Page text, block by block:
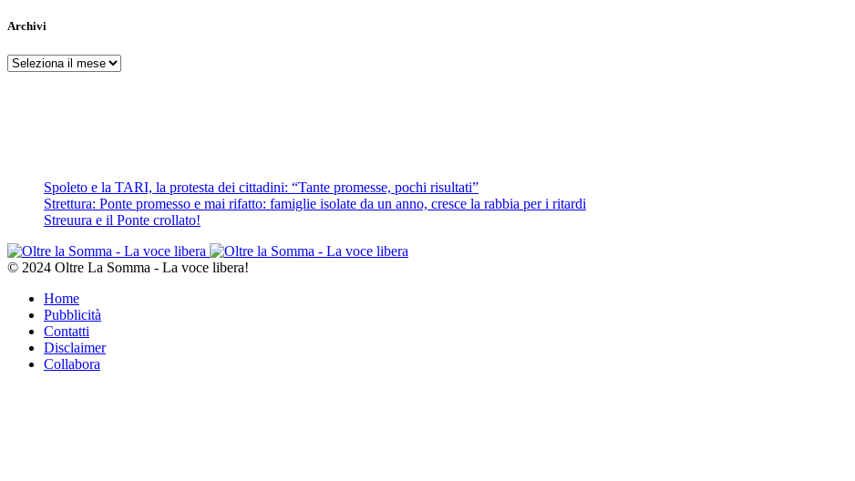
Archivi
Archivi
Spoleto e la TARI, la protesta dei cittadini: “Tante promesse, pochi risultati”
Strettura: Ponte promesso e mai rifatto: famiglie isolate da un anno, cresce la rabbia per i ritardi
Streuura e il Ponte crollato!
© 2024 Oltre La Somma - La voce libera!
Home
Pubblicità
Contatti
Disclaimer
Collabora